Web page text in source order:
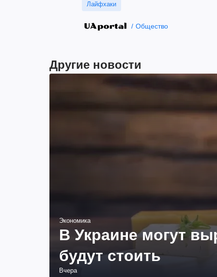
Лайфхаки
Общество
Другие новости
Экономика
В Украине могут
будут стоить
Вчера